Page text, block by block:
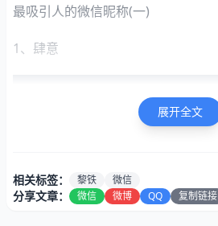
最吸引人的微信昵称(一)
1、肆意
展开全文
相关标签： 黎铁 微信
分享文章： 微信 微博 QQ 复制链接